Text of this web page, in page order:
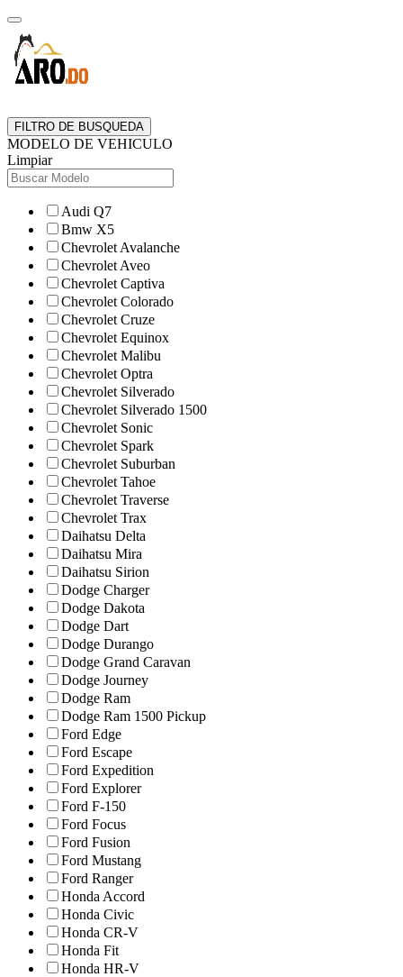
FILTRO DE BUSQUEDA
MODELO DE VEHICULO
Limpiar
Audi Q7
Bmw X5
Chevrolet Avalanche
Chevrolet Aveo
Chevrolet Captiva
Chevrolet Colorado
Chevrolet Cruze
Chevrolet Equinox
Chevrolet Malibu
Chevrolet Optra
Chevrolet Silverado
Chevrolet Silverado 1500
Chevrolet Sonic
Chevrolet Spark
Chevrolet Suburban
Chevrolet Tahoe
Chevrolet Traverse
Chevrolet Trax
Daihatsu Delta
Daihatsu Mira
Daihatsu Sirion
Dodge Charger
Dodge Dakota
Dodge Dart
Dodge Durango
Dodge Grand Caravan
Dodge Journey
Dodge Ram
Dodge Ram 1500 Pickup
Ford Edge
Ford Escape
Ford Expedition
Ford Explorer
Ford F-150
Ford Focus
Ford Fusion
Ford Mustang
Ford Ranger
Honda Accord
Honda Civic
Honda CR-V
Honda Fit
Honda HR-V